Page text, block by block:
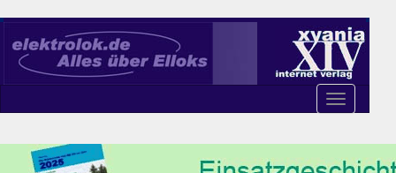
Toggle
navigation